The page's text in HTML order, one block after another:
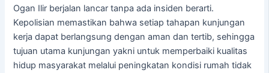
Ogan Ilir berjalan lancar tanpa ada insiden berarti.
Kepolisian memastikan bahwa setiap tahapan kunjungan
kerja dapat berlangsung dengan aman dan tertib, sehingga
tujuan utama kunjungan yakni untuk memperbaiki kualitas
hidup masyarakat melalui peningkatan kondisi rumah tidak